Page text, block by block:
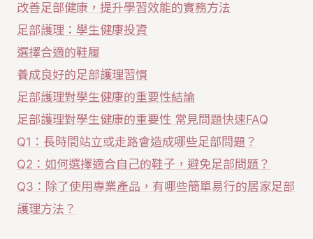
改善足部健康，提升學習效能的實務方法
足部護理：學生健康投資
選擇合適的鞋履
養成良好的足部護理習慣
足部護理對學生健康的重要性結論
足部護理對學生健康的重要性 常見問題快速FAQ
Q1：長時間站立或走路會造成哪些足部問題？
Q2：如何選擇適合自己的鞋子，避免足部問題？
Q3：除了使用專業產品，有哪些簡單易行的居家足部
護理方法？